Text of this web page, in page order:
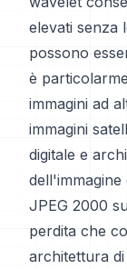
elevati senza
possono
è
immagini ad
immagini
digitale e
dell'immagine
JPEG 2000
perdita che
architettura